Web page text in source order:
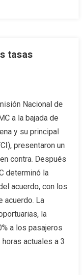
tasas
Nacional de
a la bajada de
y su principal
presentaron un
contra. Después
determinó la
acuerdo, con los
acuerdo. La
la
a los pasajeros
actuales a 3